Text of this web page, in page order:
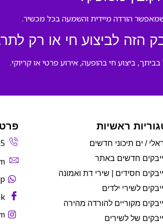
הזה לביצוע חי או רק
ביצוע חי בהופעה, אירוע פרטי או קריוקי.
ראשיות
/ ים תיכוני חדשים
חדשים באתר
חסידים | שירי דת ואמונה
לשירי ילדים
מקוריים להורדה מהירה
של לשירים